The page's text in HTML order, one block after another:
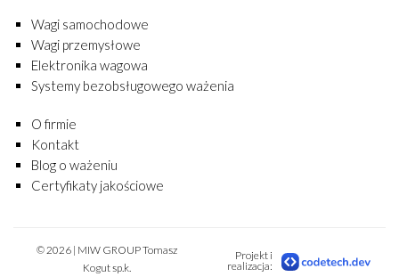
Wagi samochodowe
Wagi przemysłowe
Elektronika wagowa
Systemy bezobsługowego ważenia
O firmie
Kontakt
Blog o ważeniu
Certyfikaty jakościowe
© 2026 | MIW GROUP Tomasz
Kogut sp.k.
Projekt i
realizacja: